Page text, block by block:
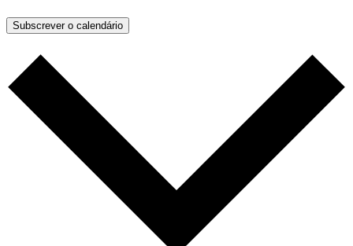
Subscrever o calendário